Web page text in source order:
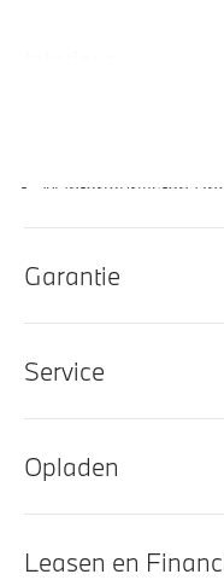
Veiligheidsgordels
M Interieurlijsten
Elektrisch
M Hemelbekleding
Garantie
Service
Opladen
Leasen en